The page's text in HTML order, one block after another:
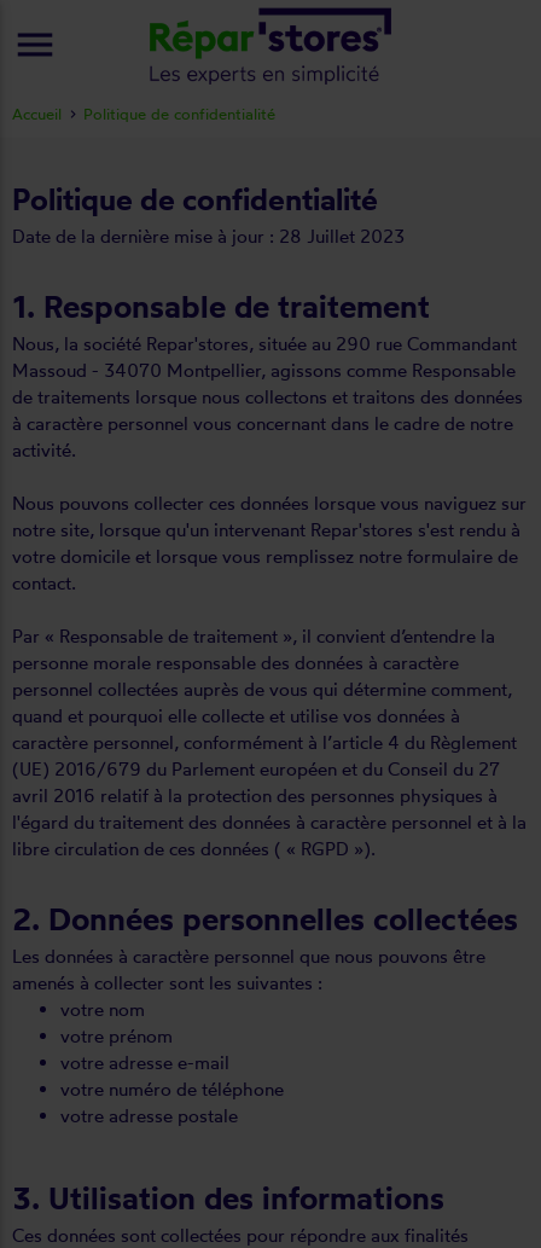
Politique de confidentialité
Date de la dernière mise à jour : 28 Juillet 2023
1. Responsable de traitement
Nous, la société Repar'stores, située au 290 rue Commandant
Massoud - 34070 Montpellier, agissons comme Responsable
de traitements lorsque nous collectons et traitons des données
à caractère personnel vous concernant dans le cadre de notre
activité.
Nous pouvons collecter ces données lorsque vous naviguez sur
notre site, lorsque qu'un intervenant Repar'stores s'est rendu à
votre domicile et lorsque vous remplissez notre formulaire de
contact.
Par « Responsable de traitement », il convient d’entendre la
personne morale responsable des données à caractère
personnel collectées auprès de vous qui détermine comment,
quand et pourquoi elle collecte et utilise vos données à
caractère personnel, conformément à l’article 4 du Règlement
(UE) 2016/679 du Parlement européen et du Conseil du 27
avril 2016 relatif à la protection des personnes physiques à
l'égard du traitement des données à caractère personnel et à la
libre circulation de ces données ( « RGPD »).
2. Données personnelles collectées
Les données à caractère personnel que nous pouvons être
amenés à collecter sont les suivantes :
votre nom
votre prénom
votre adresse e-mail
votre numéro de téléphone
votre adresse postale
3. Utilisation des informations
Ces données sont collectées pour répondre aux finalités
Accueil Politique de confidentialité
menu